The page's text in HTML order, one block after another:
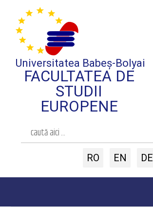
Universitatea Babeș-Bolyai
FACULTATEA DE
STUDII
EUROPENE
RO EN DE